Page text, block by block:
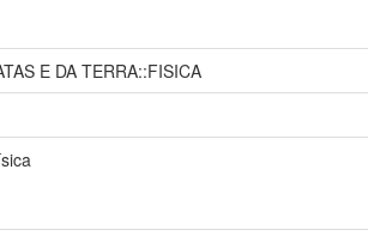
E DA TERRA::FISICA